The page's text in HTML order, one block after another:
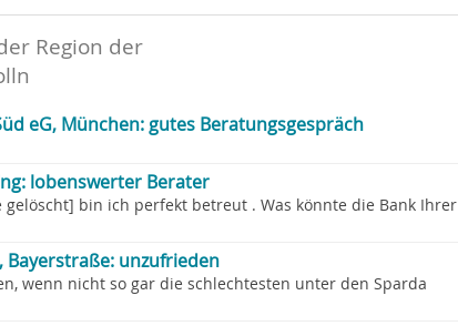
Region der
eG, München: gutes Beratungsgespräch
lobenswerter Berater
bin ich perfekt betreut . Was könnte die Bank Ihrer
Bayerstraße: unzufrieden
wenn nicht so gar die schlechtesten unter den Sparda